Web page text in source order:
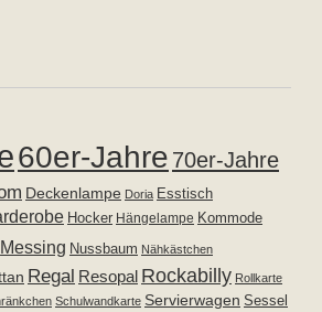
60er-Jahre 70er-Jahre
Deckenlampe Doria Esstisch
Hocker Hängelampe Kommode
Messing Nussbaum Nähkästchen
Regal Resopal Rockabilly Rollkarte
Schulwandkarte Servierwagen Sessel